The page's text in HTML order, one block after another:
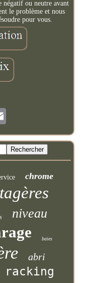
négatif ou neutre avant
le problème et nous
pour vous.
chrome
niveau
baies
abri
racking